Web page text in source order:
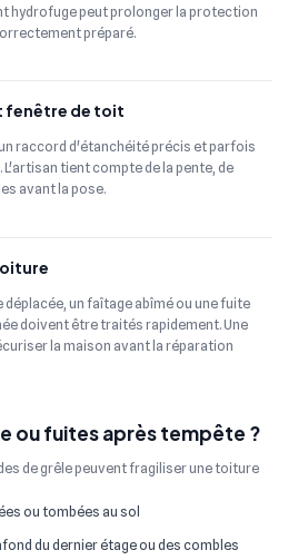
hydrofuge peut prolonger la protection
préparé.
fenêtre de toit
raccord d'étanchéité précis et parfois
tient compte de la pente, de
avant la pose.
déplacée, un faîtage abîmé ou une fuite
doivent être traités rapidement. Une
la maison avant la réparation
ou fuites après tempête ?
de grêle peuvent fragiliser une toiture
ou tombées au sol
du dernier étage ou des combles